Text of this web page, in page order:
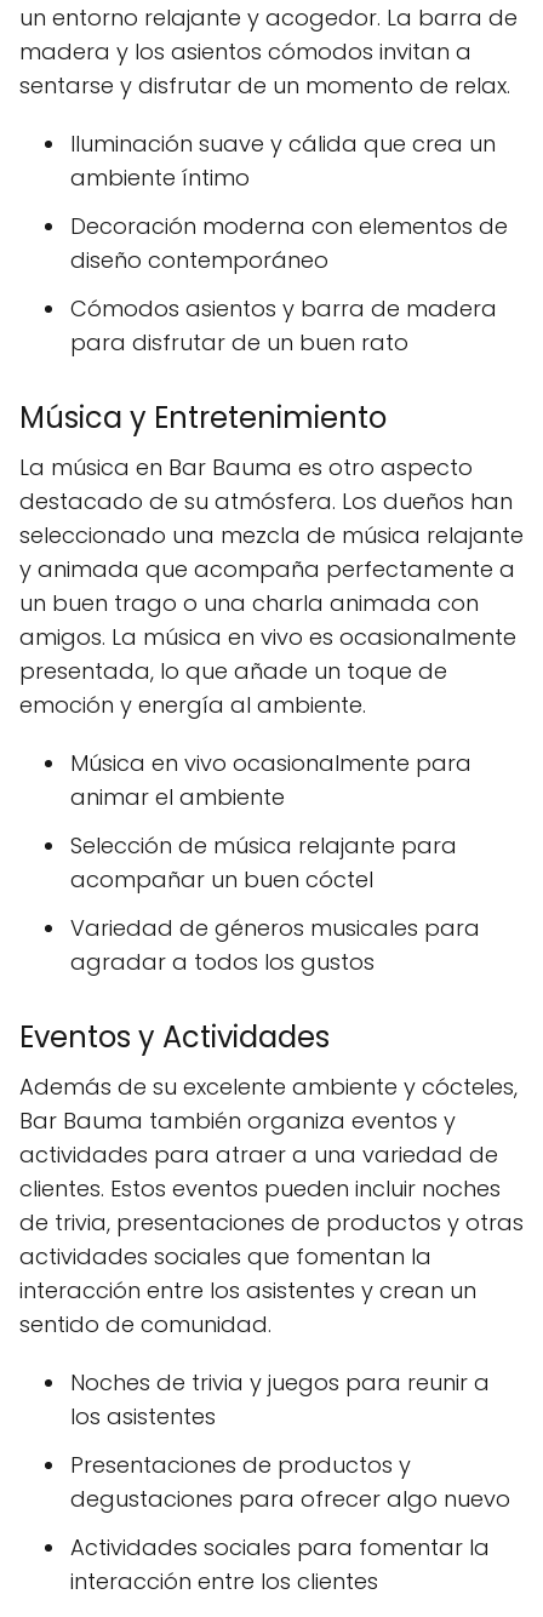
un entorno relajante y acogedor. La barra de
madera y los asientos cómodos invitan a
sentarse y disfrutar de un momento de relax.
Iluminación suave y cálida que crea un
ambiente íntimo
Decoración moderna con elementos de
diseño contemporáneo
Cómodos asientos y barra de madera
para disfrutar de un buen rato
Música y Entretenimiento
La música en Bar Bauma es otro aspecto
destacado de su atmósfera. Los dueños han
seleccionado una mezcla de música relajante
y animada que acompaña perfectamente a
un buen trago o una charla animada con
amigos. La música en vivo es ocasionalmente
presentada, lo que añade un toque de
emoción y energía al ambiente.
Música en vivo ocasionalmente para
animar el ambiente
Selección de música relajante para
acompañar un buen cóctel
Variedad de géneros musicales para
agradar a todos los gustos
Eventos y Actividades
Además de su excelente ambiente y cócteles,
Bar Bauma también organiza eventos y
actividades para atraer a una variedad de
clientes. Estos eventos pueden incluir noches
de trivia, presentaciones de productos y otras
actividades sociales que fomentan la
interacción entre los asistentes y crean un
sentido de comunidad.
Noches de trivia y juegos para reunir a
los asistentes
Presentaciones de productos y
degustaciones para ofrecer algo nuevo
Actividades sociales para fomentar la
interacción entre los clientes